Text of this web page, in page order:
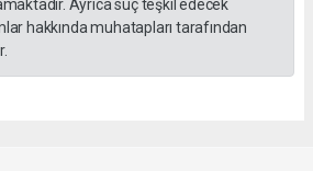
Ayrıca suç teşkil edecek
hakkında muhatapları tarafından